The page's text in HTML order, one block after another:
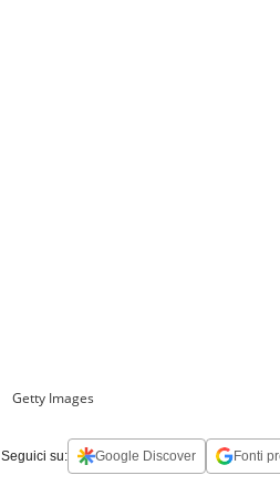
Getty Images
Seguici su: Google Discover Fonti